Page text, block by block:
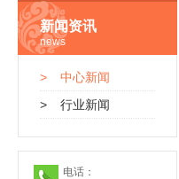
新闻资讯
news
>
中心新闻
>
行业新闻
电话：